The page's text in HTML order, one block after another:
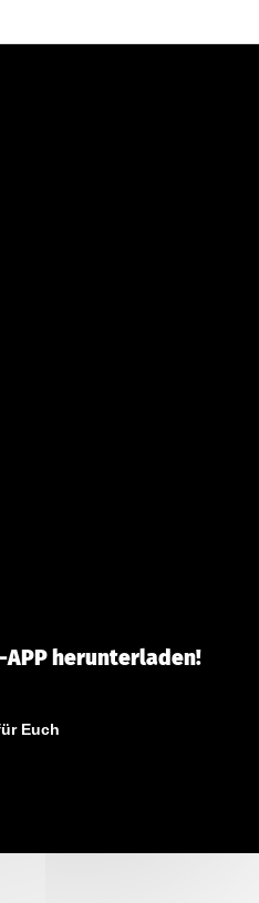
APP herunterladen!
Euch